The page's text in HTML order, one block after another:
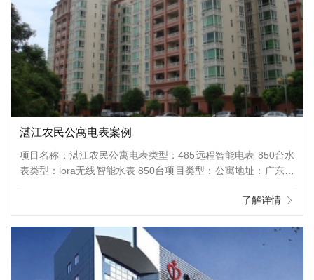
湛江农民公寓电表案例
项目名称：湛江农民公寓电表类型：485远程智能电表 850台水
表类型：lora无线智能水表 850台项目类型：公寓地址：广东省
湛江市赤坎区寸金街道
了解详情